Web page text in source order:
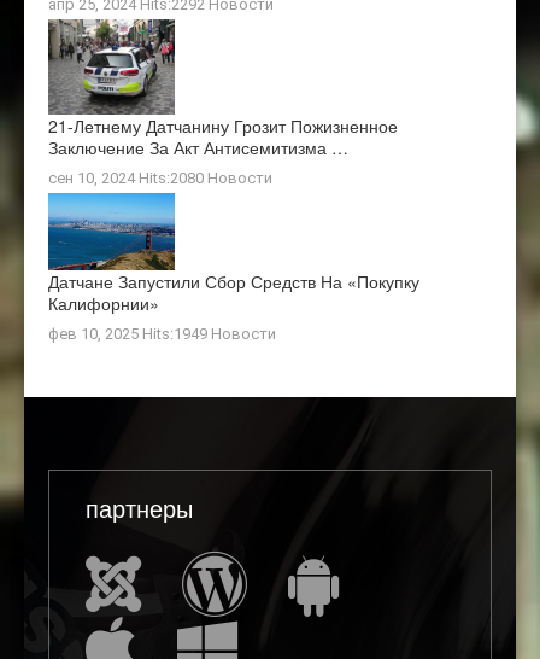
апр 25, 2024 Hits:2292 Новости
21-Летнему Датчанину Грозит Пожизненное
Заключение За Акт Антисемитизма …
сен 10, 2024 Hits:2080 Новости
Датчане Запустили Сбор Средств На «покупку
Калифорнии»
фев 10, 2025 Hits:1949 Новости
партнеры